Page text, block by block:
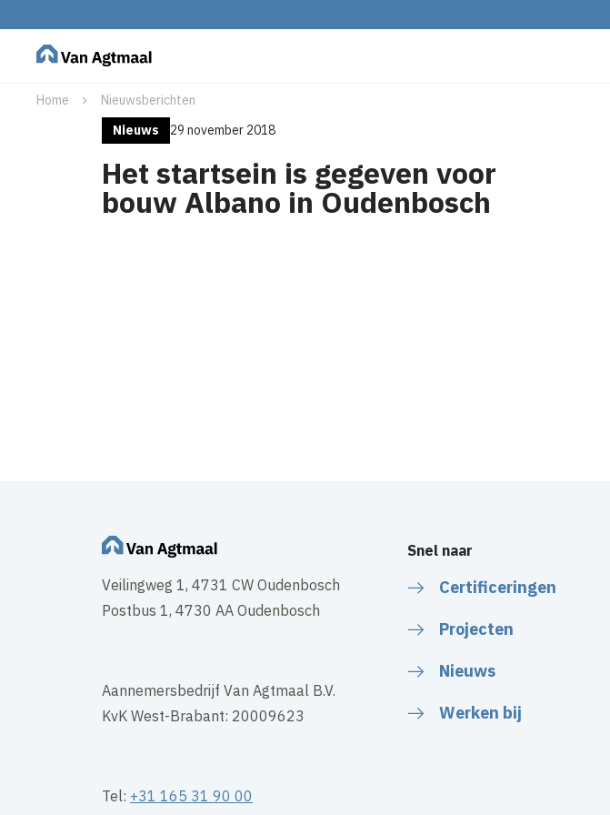
Home
Nieuwsberichten
Nieuws
29 november 2018
Het startsein is gegeven voor
bouw Albano in Oudenbosch
Veilingweg 1, 4731 CW Oudenbosch
Postbus 1, 4730 AA Oudenbosch
Aannemersbedrijf Van Agtmaal B.V.
KvK West-Brabant: 20009623
Tel: +31 165 31 90 00
Snel naar
Certificeringen
Projecten
Nieuws
Werken bij